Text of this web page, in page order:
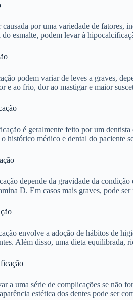
por uma variedade de
esmalte, podem levar à
podem variar de leves a graves,
e ao frio, dor ao mastigar e maior
é geralmente feito por um
histórico médico e dental do paciente
depende da gravidade da
D. Em casos mais graves, pode
envolve a adoção de hábitos de
Além disso, uma dieta equilibrada,
a uma série de complicações se não
estética dos dentes pode ser